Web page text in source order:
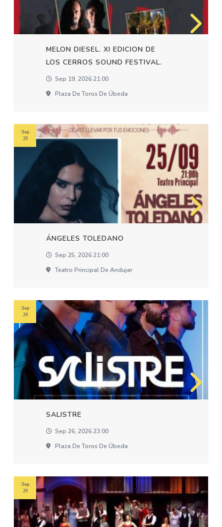
MELON DIESEL. XI EDICION DE
LOS CERROS SOUND FESTIVAL.
Sep 19, 2026 21:00
Plaza De Toros De Úbeda
ÁNGELES TOLEDANO
Sep 25, 2026 21:00
Teatro Principal De Andujar
Sep
25
SALISTRE
Sep 26, 2026 23:00
Plaza De Toros De Úbeda
Sep
26
Sep
29